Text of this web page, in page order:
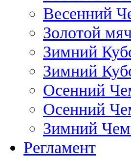
Весенний
Золотой
Зимний
Зимний
Осенний
Осенний
Зимний
Регламент